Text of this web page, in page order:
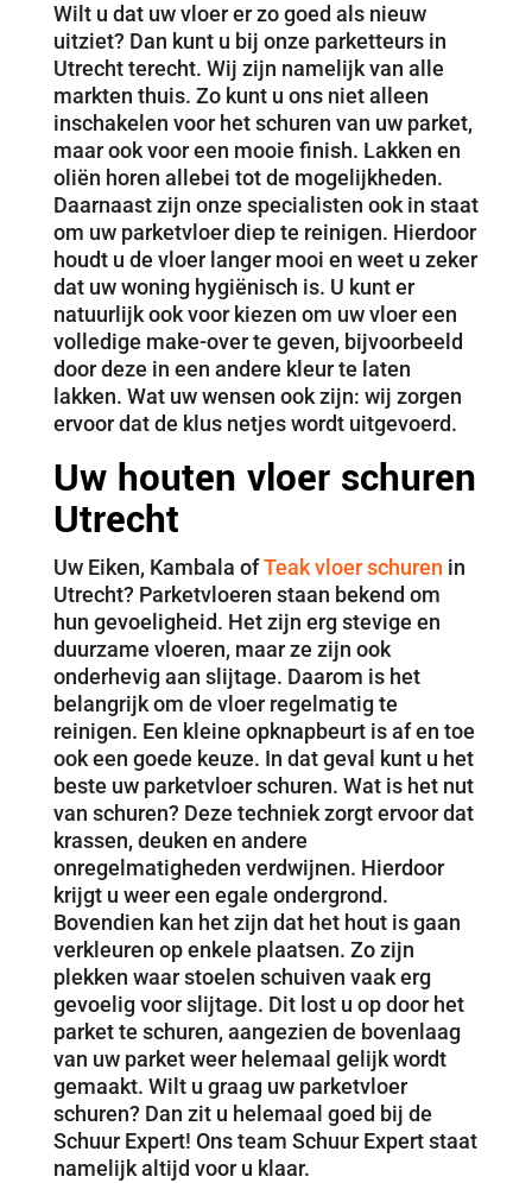
Wilt u dat uw vloer er zo goed als nieuw
uitziet? Dan kunt u bij onze parketteurs in
Utrecht terecht. Wij zijn namelijk van alle
markten thuis. Zo kunt u ons niet alleen
inschakelen voor het schuren van uw parket,
maar ook voor een mooie finish. Lakken en
oliën horen allebei tot de mogelijkheden.
Daarnaast zijn onze specialisten ook in staat
om uw parketvloer diep te reinigen. Hierdoor
houdt u de vloer langer mooi en weet u zeker
dat uw woning hygiënisch is. U kunt er
natuurlijk ook voor kiezen om uw vloer een
volledige make-over te geven, bijvoorbeeld
door deze in een andere kleur te laten
lakken. Wat uw wensen ook zijn: wij zorgen
ervoor dat de klus netjes wordt uitgevoerd.
Uw houten vloer schuren
Utrecht
Uw Eiken, Kambala ofTeak vloer schuren in
Utrecht? Parketvloeren staan bekend om
hun gevoeligheid. Het zijn erg stevige en
duurzame vloeren, maar ze zijn ook
onderhevig aan slijtage. Daarom is het
belangrijk om de vloer regelmatig te
reinigen. Een kleine opknapbeurt is af en toe
ook een goede keuze. In dat geval kunt u het
beste uw parketvloer schuren. Wat is het nut
van schuren? Deze techniek zorgt ervoor dat
krassen, deuken en andere
onregelmatigheden verdwijnen. Hierdoor
krijgt u weer een egale ondergrond.
Bovendien kan het zijn dat het hout is gaan
verkleuren op enkele plaatsen. Zo zijn
plekken waar stoelen schuiven vaak erg
gevoelig voor slijtage. Dit lost u op door het
parket te schuren, aangezien de bovenlaag
van uw parket weer helemaal gelijk wordt
gemaakt. Wilt u graag uw parketvloer
schuren? Dan zit u helemaal goed bij de
Schuur Expert! Ons team Schuur Expert staat
namelijk altijd voor u klaar.